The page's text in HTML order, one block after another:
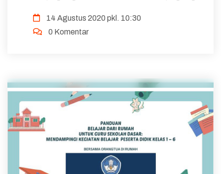
14 Agustus 2020 pkl. 10:30
0 Komentar